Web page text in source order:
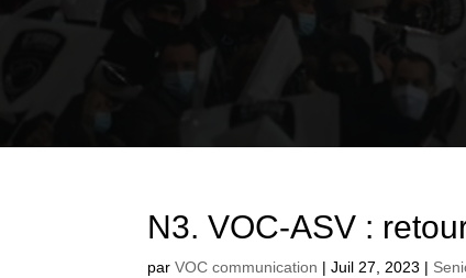
N3. VOC-ASV :
parVOC communication |Juil 27, 2023 |